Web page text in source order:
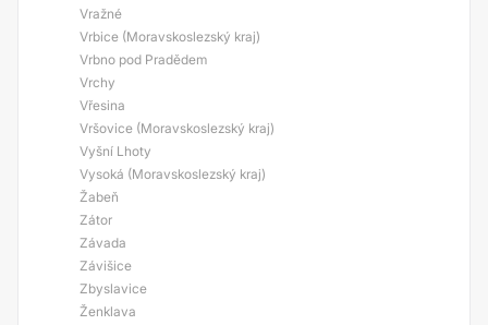
Vražné
Vrbice (Moravskoslezský kraj)
Vrbno pod Pradědem
Vrchy
Vřesina
Vršovice (Moravskoslezský kraj)
Vyšní Lhoty
Vysoká (Moravskoslezský kraj)
Žabeň
Zátor
Závada
Závišice
Zbyslavice
Ženklava